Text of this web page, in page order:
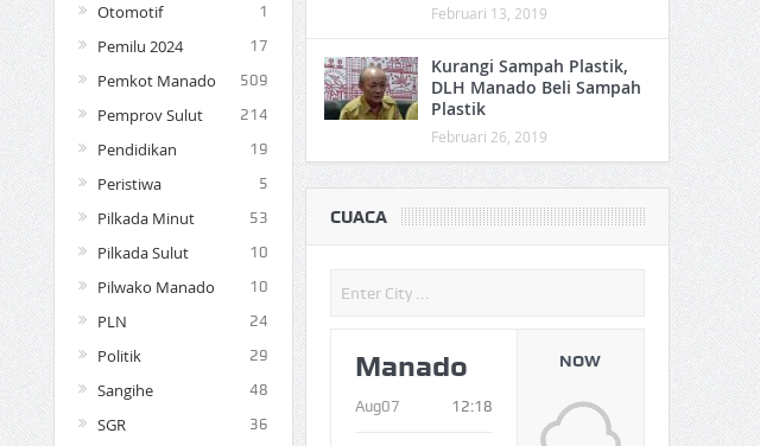
Otomotif 1
Pemilu 2024 17
Pemkot Manado 509
Pemprov Sulut 214
Pendidikan 19
Peristiwa 5
Pilkada Minut 53
Pilkada Sulut 10
Pilwako Manado 10
PLN 24
Politik 29
Sangihe 48
SGR 36
Februari 13, 2019
Kurangi Sampah Plastik,
DLH Manado Beli Sampah
Plastik
Februari 26, 2019
CUACA
Manado
Aug07 12:18
NOW